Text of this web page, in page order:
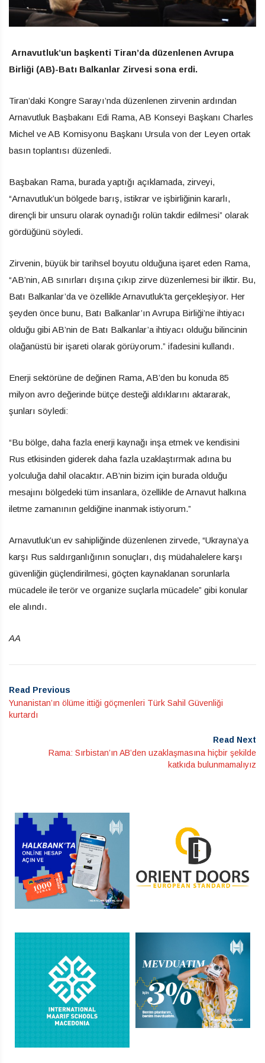
Arnavutluk’un başkenti Tiran’da düzenlenen Avrupa
Birliği (AB)-Batı Balkanlar Zirvesi sona erdi.
Tiran’daki Kongre Sarayı’nda düzenlenen zirvenin ardından
Arnavutluk Başbakanı Edi Rama, AB Konseyi Başkanı Charles
Michel ve AB Komisyonu Başkanı Ursula von der Leyen ortak
basın toplantısı düzenledi.
Başbakan Rama, burada yaptığı açıklamada, zirveyi,
“Arnavutluk’un bölgede barış, istikrar ve işbirliğinin kararlı,
dirençli bir unsuru olarak oynadığı rolün takdir edilmesi” olarak
gördüğünü söyledi.
Zirvenin, büyük bir tarihsel boyutu olduğuna işaret eden Rama,
“AB’nin, AB sınırları dışına çıkıp zirve düzenlemesi bir ilktir. Bu,
Batı Balkanlar’da ve özellikle Arnavutluk’ta gerçekleşiyor. Her
şeyden önce bunu, Batı Balkanlar’ın Avrupa Birliği’ne ihtiyacı
olduğu gibi AB’nin de Batı Balkanlar’a ihtiyacı olduğu bilincinin
olağanüstü bir işareti olarak görüyorum.” ifadesini kullandı.
Enerji sektörüne de değinen Rama, AB’den bu konuda 85
milyon avro değerinde bütçe desteği aldıklarını aktararak,
şunları söyledi:
“Bu bölge, daha fazla enerji kaynağı inşa etmek ve kendisini
Rus etkisinden giderek daha fazla uzaklaştırmak adına bu
yolculuğa dahil olacaktır. AB’nin bizim için burada olduğu
mesajını bölgedeki tüm insanlara, özellikle de Arnavut halkına
iletme zamanının geldiğine inanmak istiyorum.”
Arnavutluk’un ev sahipliğinde düzenlenen zirvede, “Ukrayna’ya
karşı Rus saldırganlığının sonuçları, dış müdahalelere karşı
güvenliğin güçlendirilmesi, göçten kaynaklanan sorunlarla
mücadele ile terör ve organize suçlarla mücadele” gibi konular
ele alındı.
AA
Read Previous
Yunanistan’ın ölüme ittiği göçmenleri Türk Sahil Güvenliği
kurtardı
Read Next
Rama: Sırbistan’ın AB’den uzaklaşmasına hiçbir şekilde
katkıda bulunmamalıyız